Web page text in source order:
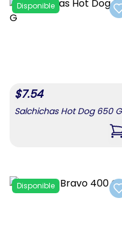
Disponible
$7.54
Salchichas Hot Dog 650 G
,
Disponible